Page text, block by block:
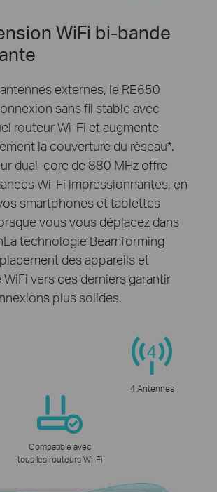
WiFi bi-bande
externes, le RE650
sans fil stable avec
routeur Wi-Fi et augmente
la couverture du réseau*
dual-core de 880 MHz offre
Wi-Fi impressionnantes, en
smartphones et tablettes
vous vous déplacez dans
La technologie Beamforming
des appareils et
vers ces derniers garantir
plus solides.
4 Antennes
Compatible avec
tous les routeurs Wi-Fi